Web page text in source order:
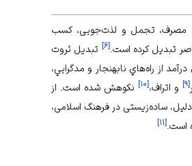
مصرف، تجمل و لذت‌جویی، کسب
تبدیل کرده است.[۶] تبديل ثروت
از راه‌هاي نابهنجار و مدگرايي،
[۹]و اتراف،[۱۰]نکوهش شده است. از
ساده‌زیستی در فرهنگ اسلامی،
است.[۱۱]